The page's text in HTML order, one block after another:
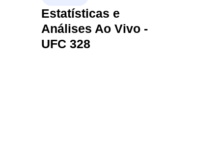
Estatísticas e
Análises Ao Vivo -
UFC 328